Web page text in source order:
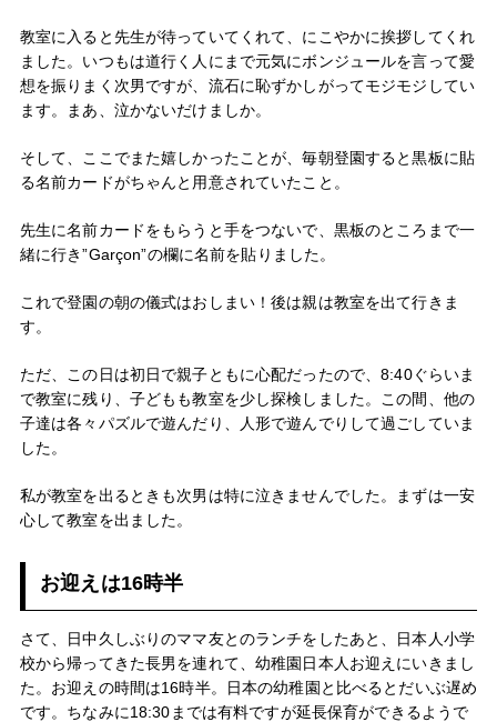
教室に入ると先生が待っていてくれて、にこやかに挨拶してくれ
ました。いつもは道行く人にまで元気にボンジュールを言って愛
想を振りまく次男ですが、流石に恥ずかしがってモジモジしてい
ます。まあ、泣かないだけましか。
そして、ここでまた嬉しかったことが、毎朝登園すると黒板に貼
る名前カードがちゃんと用意されていたこと。
先生に名前カードをもらうと手をつないで、黒板のところまで一
緒に行き”Garçon”の欄に名前を貼りました。
これで登園の朝の儀式はおしまい！後は親は教室を出て行きま
す。
ただ、この日は初日で親子ともに心配だったので、8:40ぐらいま
で教室に残り、子どもも教室を少し探検しました。この間、他の
子達は各々パズルで遊んだり、人形で遊んでりして過ごしていま
した。
私が教室を出るときも次男は特に泣きませんでした。まずは一安
心して教室を出ました。
お迎えは16時半
さて、日中久しぶりのママ友とのランチをしたあと、日本人小学
校から帰ってきた長男を連れて、幼稚園日本人お迎えにいきまし
た。お迎えの時間は16時半。日本の幼稚園と比べるとだいぶ遅め
です。ちなみに18:30までは有料ですが延長保育ができるようで